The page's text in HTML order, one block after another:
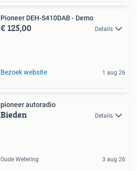
Pioneer DEH-S410DAB - Demo
€ 125,00 Details
Bezoek website 1 aug 26
pioneer autoradio
Bieden Details
Oude Wetering 3 aug 26